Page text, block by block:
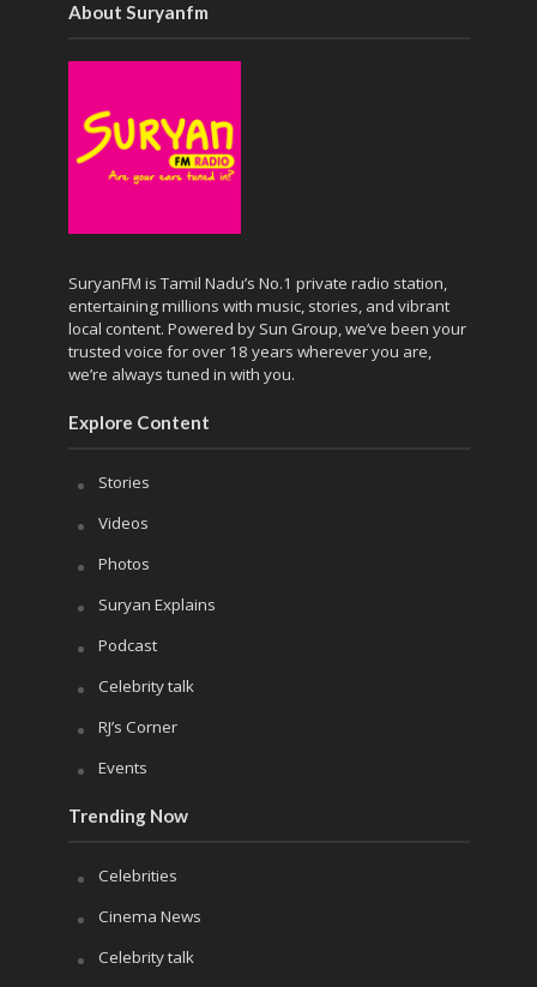
About Suryanfm
SuryanFM is Tamil Nadu’s No.1 private radio station,
entertaining millions with music, stories, and vibrant
local content. Powered by Sun Group, we’ve been your
trusted voice for over 18 years wherever you are,
we’re always tuned in with you.
Explore Content
Stories
Videos
Photos
Suryan Explains
Podcast
Celebrity talk
RJ’s Corner
Events
Trending Now
Celebrities
Cinema News
Celebrity talk